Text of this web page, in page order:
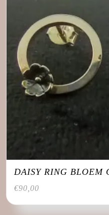
DAISY RING BLOEM
€90,00